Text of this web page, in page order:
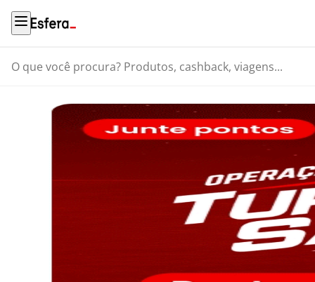
O que você procura? Produtos, cashback, viagens...